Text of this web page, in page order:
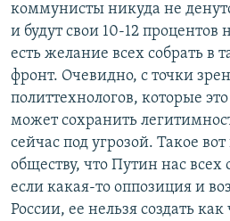
коммунисты никуда не
и будут свои 10-12 процентов
есть желание всех собрать в
фронт. Очевидно, с точки
политтехнологов, которые
может сохранить
сейчас под угрозой. Такое
обществу, что Путин нас всех
если какая-то оппозиция и
России, ее нельзя создать